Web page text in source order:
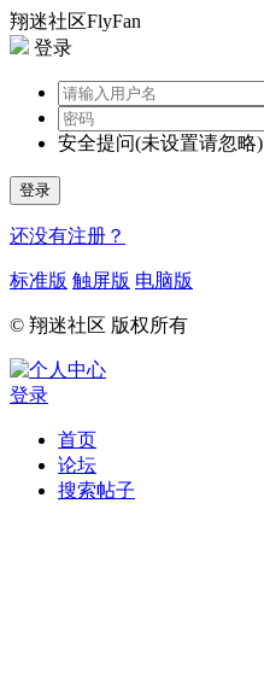
翔迷社区FlyFan
登录
安全提问(未设置请忽略)
登录
还没有注册？
标准版 触屏版 电脑版
© 翔迷社区 版权所有
登录
首页
论坛
搜索帖子